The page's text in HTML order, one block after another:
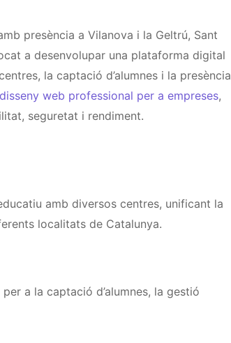
presència a Vilanova i la Geltrú, Sant
a desenvolupar una plataforma digital
la captació d’alumnes i la presència
disseny web professional per a empreses,
seguretat i rendiment.
amb diversos centres, unificant la
localitats de Catalunya.
a la captació d’alumnes, la gestió